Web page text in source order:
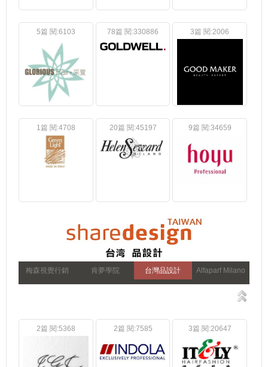
5篇 閱:6103 78篇 閱:330886 3篇 閱:2006
1篇 閱:4708 20篇 閱:45197 9篇 閱:34659
梅森視覺行銷 肯夢學院 台灣品設計 Alfaparf Milano
2篇 閱:5368 2篇 閱:7585 3篇 閱:20647